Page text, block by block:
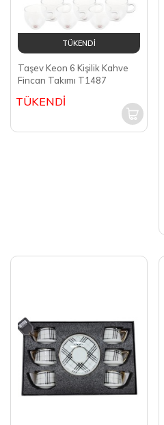
TÜKENDİ
Taşev Keon 6 Kişilik Kahve
Fincan Takımı T1487
TÜKENDİ